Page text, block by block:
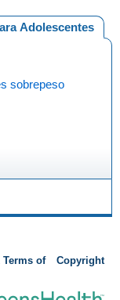
Adolescentes
sobrepeso
Terms of
Copyright